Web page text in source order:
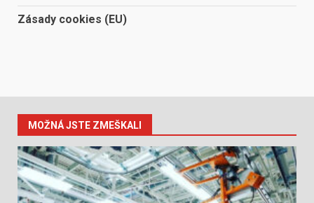
Zásady cookies (EU)
MOŽNÁ JSTE ZMEŠKALI